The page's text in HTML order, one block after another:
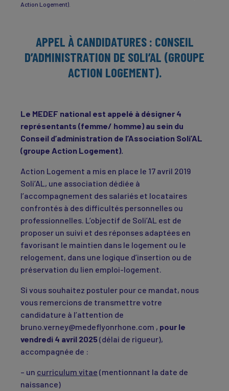
Action Logement).
APPEL À CANDIDATURES : CONSEIL
D’ADMINISTRATION DE SOLI’AL (GROUPE
ACTION LOGEMENT).
Le MEDEF national est appelé à désigner 4
représentants (femme/ homme) au sein du
Conseil d’administration de l’Association Soli’AL
(groupe Action Logement).
Action Logement a mis en place le 17 avril 2019
Soli’AL, une association dédiée à
l’accompagnement des salariés et locataires
confrontés à des difficultés personnelles ou
professionnelles. L’objectif de Soli’AL est de
proposer un suivi et des réponses adaptées en
favorisant le maintien dans le logement ou le
relogement, dans une logique d’insertion ou de
préservation du lien emploi-logement.
Si vous souhaitez postuler pour ce mandat, nous
vous remercions de transmettre votre
candidature à l’attention de
bruno.verney@medeflyonrhone.com , pour le
vendredi 4 avril 2025(délai de rigueur),
accompagnée de :
– un curriculum vitae (mentionnant la date de
naissance)